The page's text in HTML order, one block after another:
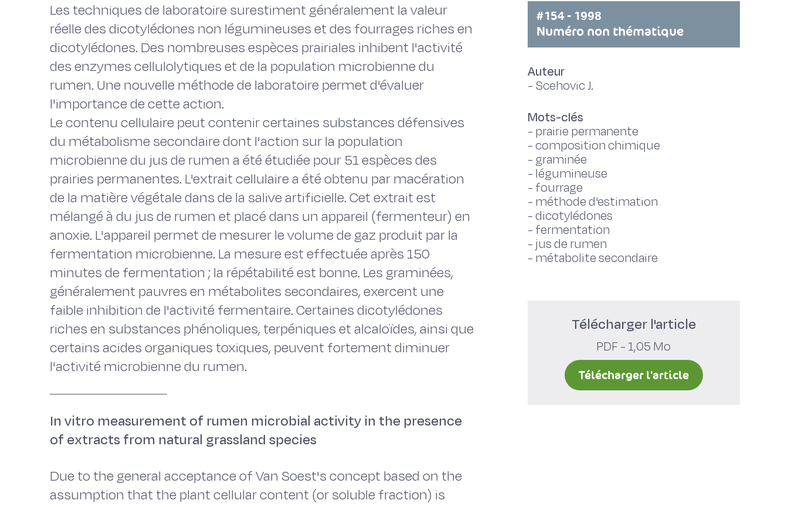
Les techniques de laboratoire surestiment généralement la valeur
réelle des dicotylédones non légumineuses et des fourrages riches en
dicotylédones. Des nombreuses espèces prairiales inhibent l'activité
des enzymes cellulolytiques et de la population microbienne du
rumen. Une nouvelle méthode de laboratoire permet d'évaluer
l'importance de cette action.
Le contenu cellulaire peut contenir certaines substances défensives
du métabolisme secondaire dont l'action sur la population
microbienne du jus de rumen a été étudiée pour 51 espèces des
prairies permanentes. L'extrait cellulaire a été obtenu par macération
de la matière végétale dans de la salive artificielle. Cet extrait est
mélangé à du jus de rumen et placé dans un appareil (fermenteur) en
anoxie. L'appareil permet de mesurer le volume de gaz produit par la
fermentation microbienne. La mesure est effectuée après 150
minutes de fermentation ; la répétabilité est bonne. Les graminées,
généralement pauvres en métabolites secondaires, exercent une
faible inhibition de l'activité fermentaire. Certaines dicotylédones
riches en substances phénoliques, terpéniques et alcaloïdes, ainsi que
certains acides organiques toxiques, peuvent fortement diminuer
l'activité microbienne du rumen.
In vitro measurement of rumen microbial activity in the presence
of extracts from natural grassland species
Due to the general acceptance of Van Soest's concept based on the
assumption that the plant cellular content (or soluble fraction) is
#154 - 1998
Numéro non thématique
Auteur
- Scehovic J.
Mots-clés
- prairie permanente
-composition chimique
- graminée
- légumineuse
- fourrage
- méthode d'estimation
-dicotylédones
- fermentation
- jus de rumen
- métabolite secondaire
Télécharger l'article
PDF - 1,05 Mo
Télécharger l'article